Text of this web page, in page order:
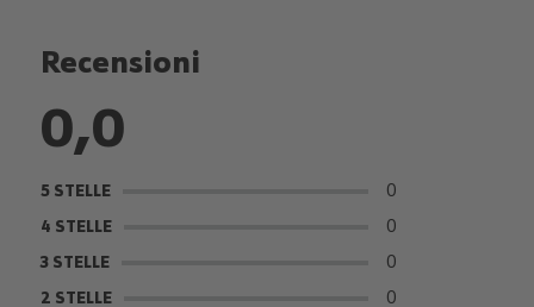
5,0
4 STELLE 0
3 STELLE 0
2 STELLE 0
Recensioni
0,0
5 STELLE 0
4 STELLE 0
3 STELLE 0
2 STELLE 0